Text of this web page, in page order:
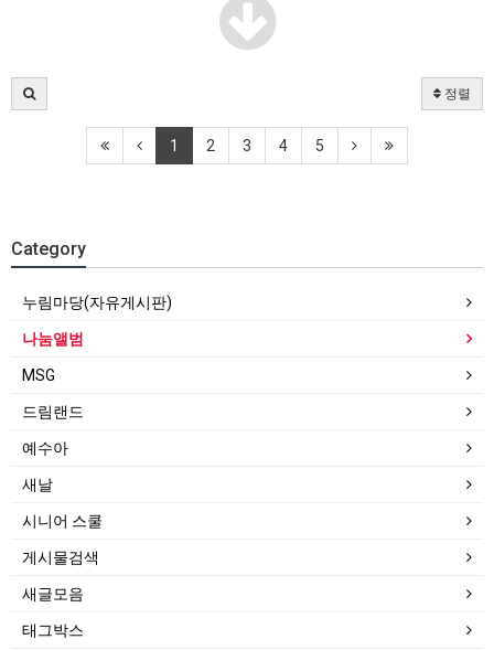
정렬
1 2 3 4 5
Category
누림마당(자유게시판)
나눔앨범
MSG
드림랜드
예수아
새날
시니어 스쿨
게시물검색
새글모음
태그박스